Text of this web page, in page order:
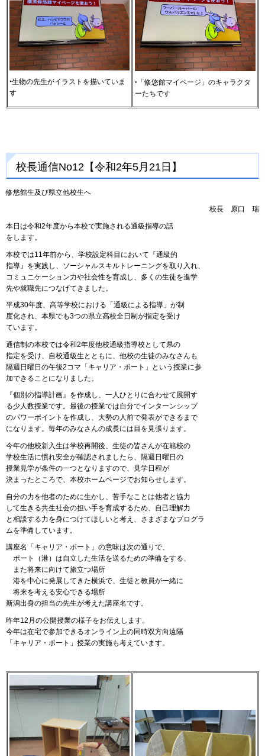
‣生物の先生がイラストを描いていま
す
‣「修悠館マイページ」のキャラクタ
ーたちです
校長通信No12【令和2年5月21日】
修悠館生及び県立他校生へ
校長 原口 瑞
本日は令和2年度から本校で実施される通級指導の話
をします。
本校では11年前から、学校設定科目において『通級的
指導』を実践し、ソーシャルスキルトレーニングを取り入れ、
コミュニケーション力や社会性を育成し、多くの生徒を進学
先や就職先につなげてきました。
平成30年度、高等学校における「通級による指導」が制
度化され、本県でも3つの県立高校全日制が指定を受け
ています。
通信制の本校では令和2年度他校通級指導校として県の
指定を受け、自校通級生とともに、他校の生徒のみなさんも
隔週日曜日の午後2コマ「キャリア・ポート」という授業に参
加できることになりました。
『個別の指導計画』を作成し、一人ひとりに合わせて展開す
る少人数授業です。最後の授業では自分でインターンシップ
のパワーポイントを作成し、大勢の人前で発表ができるまで
になります。毎年のみなさんの成長には目を見張ります。
今年の他校新入生は学校再開後、生徒の皆さんが在籍校の
学校生活に慣れ安全が確認されましたら、隔週日曜日の
授業見学が条件の一つとなりますので、見学日程が
決まったところで、本校ホームページでお知らせします。
自分の力を他者のために生かし、苦手なことは他者と協力
して生きる共生社会の担い手を育成するため、自己理解力
と相談する力を身につけてほしいと考え、さまざまなプログラ
ムを準備しています。
講座名「キャリア・ポート」の意味は次の通りで、
ポート（港）は自立した生活を送るための準備をする、
ま た将来に向けて旅立つ場所
港を中心に発展してきた横浜で、生徒と教員が一緒に
将来を考える安心できる場所
新潟出身の担当の先生が考えた講座名です。
昨年12月の公開授業の様子をお伝えします。
今年は在宅で参加できるオンライン上の同時双方向遠隔
「キャリア・ポート」授業の実施も考えています。